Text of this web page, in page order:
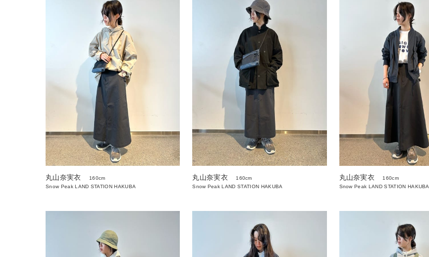
丸山奈実衣
160cm
Snow Peak LAND STATION HAKUBA
丸山奈実衣
160cm
Snow Peak LAND STATION HAKUBA
丸山奈実衣
160cm
Snow Peak LAND STATION HAKUBA